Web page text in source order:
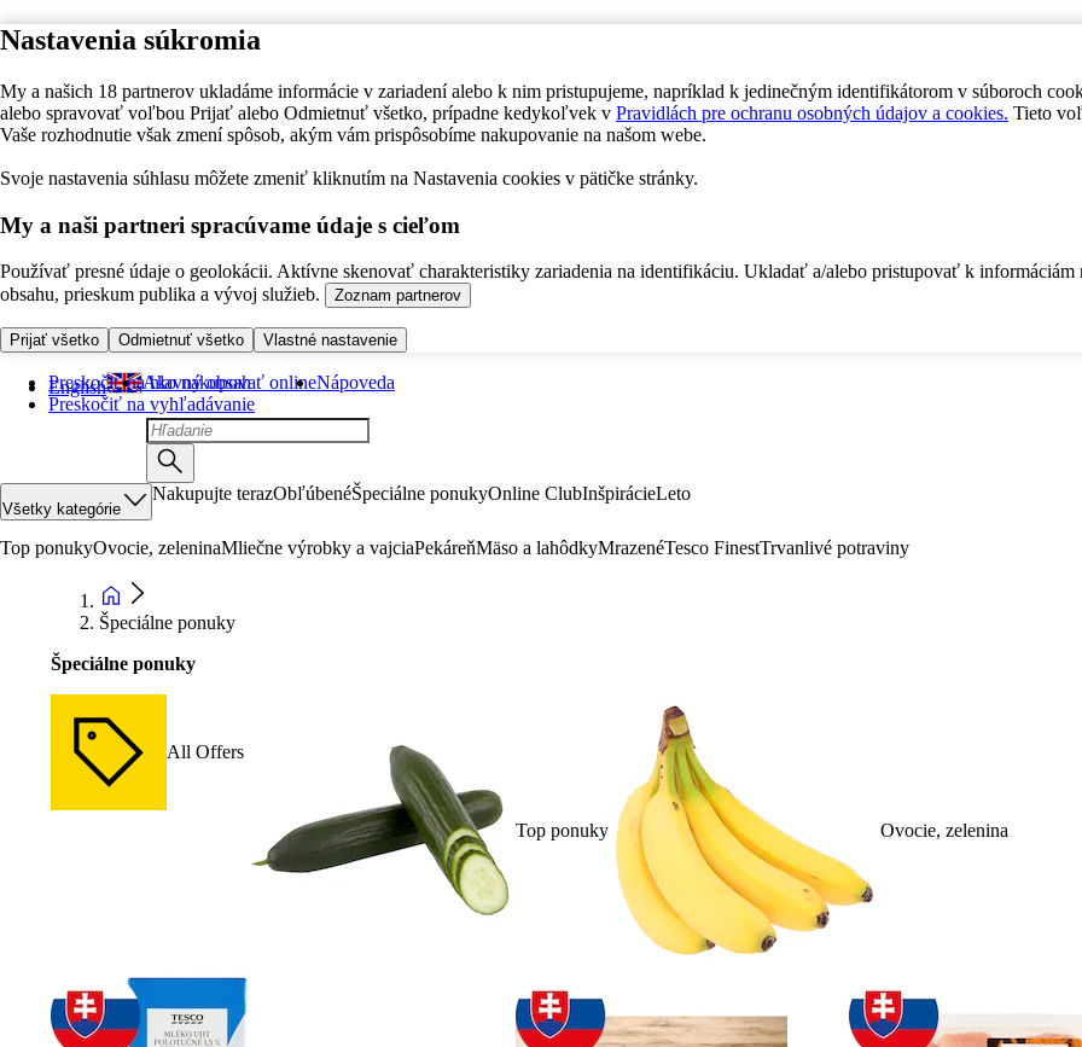
Nastavenia súkromia
My a našich 18 partnerov ukladáme informácie v zariadení alebo k nim pristupujeme, napríklad k jedinečným identifikátorom v súboroch
alebo spravovať voľbou Prijať alebo Odmietnuť všetko, prípadne kedykoľvek v Pravidlách pre ochranu osobných údajov a cookies. Tieto
Vaše rozhodnutie však zmení spôsob, akým vám prispôsobíme nakupovanie na našom webe.
Svoje nastavenia súhlasu môžete zmeniť kliknutím na Nastavenia cookies v pätičke stránky.
My a naši partneri spracúvame údaje s cieľom
Používať presné údaje o geolokácii. Aktívne skenovať charakteristiky zariadenia na identifikáciu. Ukladať a/alebo pristupovať k informáciám
obsahu, prieskum publika a vývoj služieb.
Zoznam partnerov
Prijať všetko Odmietnuť všetko Vlastné nastavenie
Preskočiť na hlavný obsah
Preskočiť na vyhľadávanie
English Ako nakupovať onlineNápoveda
Všetky kategórie
Nakupujte terazObľúbenéŠpeciálne ponukyOnline ClubInšpirácieLeto
Top ponukyOvocie, zeleninaMliečne výrobky a vajciaPekáreňMäso a lahôdkyMrazenéTesco FinestTrvanlivé potraviny
Špeciálne ponuky
Špeciálne ponuky
All Offers
Top ponuky Ovocie, zelenina